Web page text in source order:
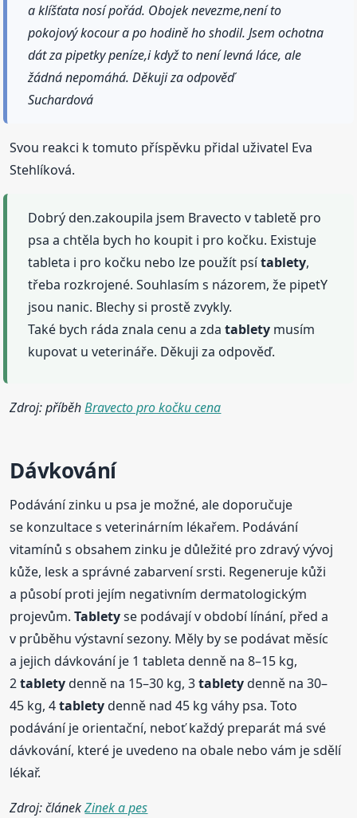
a klíšťata nosí pořád. Obojek nevezme,není to
pokojový kocour a po hodině ho shodil. Jsem ochotna
dát za pipetky peníze,i když to není levná láce, ale
žádná nepomáhá. Děkuji za odpověď
Suchardová
Svou reakci k tomuto příspěvku přidal uživatel Eva
Stehlíková.
Dobrý den.zakoupila jsem Bravecto v tabletě pro
psa a chtěla bych ho koupit i pro kočku. Existuje
tableta i pro kočku nebo lze použít psítablety,
třeba rozkrojené. Souhlasím s názorem, že pipetY
jsou nanic. Blechy si prostě zvykly.
Také bych ráda znala cenu a zdatablety musím
kupovat u veterináře. Děkuji za odpověď.
Zdroj: příběhBravecto pro kočku cena
Dávkování
Podávání zinku u psa je možné, ale doporučuje
se konzultace s veterinárním lékařem. Podávání
vitamínů s obsahem zinku je důležité pro zdravý vývoj
kůže, lesk a správné zabarvení srsti. Regeneruje kůži
a působí proti jejím negativním dermatologickým
projevům.Tabletyse podávají v období línání, před a
v průběhu výstavní sezony. Měly by se podávat měsíc
a jejich dávkování je 1 tableta denně na 8–15 kg,
2tabletydenně na 15–30 kg, 3tabletydenně na 30–
45 kg, 4tabletydenně nad 45 kg váhy psa. Toto
podávání je orientační, neboť každý preparát má své
dávkování, které je uvedeno na obale nebo vám je sdělí
lékař.
Zdroj: článekZinek a pes